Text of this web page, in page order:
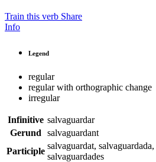
Train this verb Share
Info
Legend
regular
regular with orthographic change
irregular
Infinitive salvaguardar
Gerund
salvaguardant
Participle
salvaguardat, salvaguardada,
salvaguardades